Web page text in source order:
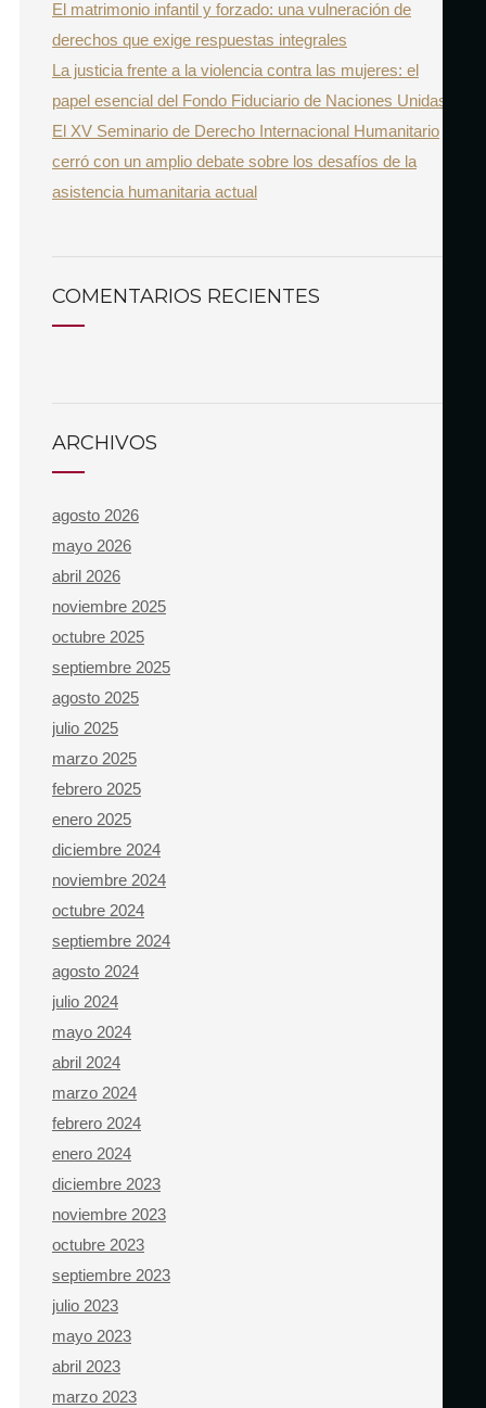
El matrimonio infantil y forzado: una vulneración de
derechos que exige respuestas integrales
La justicia frente a la violencia contra las mujeres: el
papel esencial del Fondo Fiduciario de Naciones Unidas
El XV Seminario de Derecho Internacional Humanitario
cerró con un amplio debate sobre los desafíos de la
asistencia humanitaria actual
COMENTARIOS RECIENTES
ARCHIVOS
agosto 2026
mayo 2026
abril 2026
noviembre 2025
octubre 2025
septiembre 2025
agosto 2025
julio 2025
marzo 2025
febrero 2025
enero 2025
diciembre 2024
noviembre 2024
octubre 2024
septiembre 2024
agosto 2024
julio 2024
mayo 2024
abril 2024
marzo 2024
febrero 2024
enero 2024
diciembre 2023
noviembre 2023
octubre 2023
septiembre 2023
julio 2023
mayo 2023
abril 2023
marzo 2023